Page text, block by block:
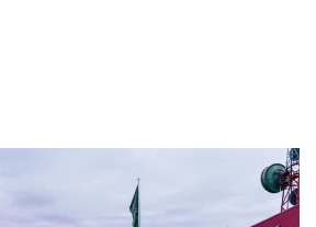
og smakkað á